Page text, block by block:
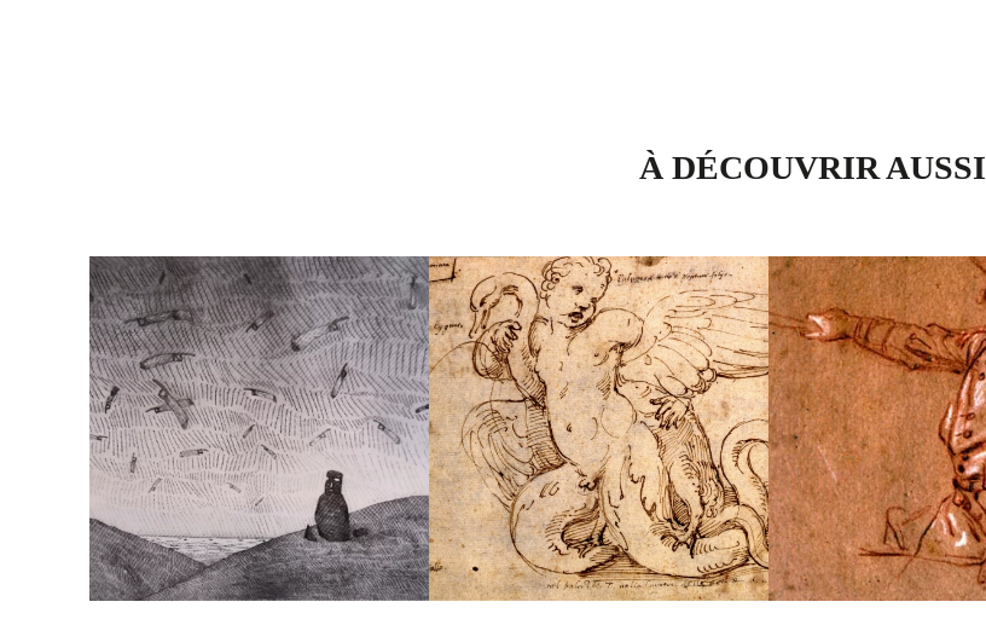
À DÉCOUVRIR AUSSI